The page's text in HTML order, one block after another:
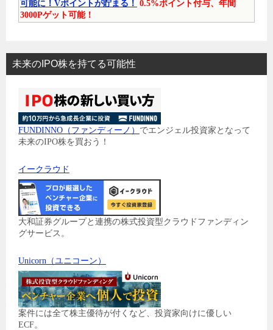
可能に！Vポイントが貯まる！ 0.5%ポイント付与、年間
3000Pゲット可能！
未来のIPO株を持てる可能性
FUNDINNO（ファンディーノ） でエンジェル投資家となって
未来のIPO株を買おう！
イークラウド
大和証券グループと連携の株式投資型クラウドファンディン
グサービス。
Unicorn（ユニコーン）
案件には全て株主優待が付くなど、投資家向けに優しい
ECF。